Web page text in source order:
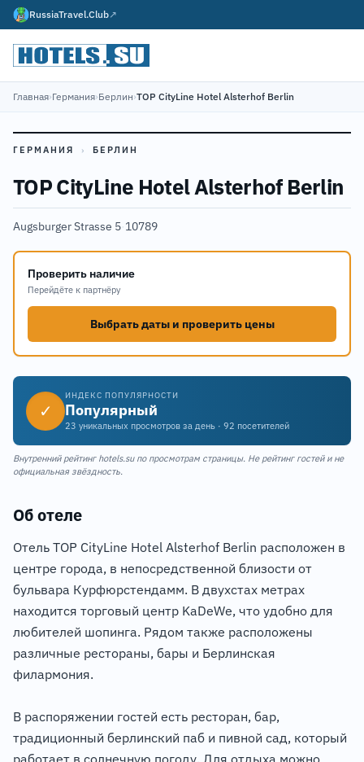
RussiaTravel.Club↗
Главная›Германия›Берлин›TOP CityLine Hotel Alsterhof Berlin
ГЕРМАНИЯ › БЕРЛИН
TOP CityLine Hotel Alsterhof Berlin
Augsburger Strasse 5·10789
Проверить наличие
Перейдёте к партнёру
Выбрать даты и проверить цены
✓
ИНДЕКС ПОПУЛЯРНОСТИ
Популярный
23 уникальных просмотров за день · 92 посетителей
Внутренний рейтинг hotels.su по просмотрам страницы. Не рейтинг гостей и не
официальная звёздность.
Об отеле
Отель TOP CityLine Hotel Alsterhof Berlin расположен в
центре города, в непосредственной близости от
бульвара Курфюрстендамм. В двухстах метрах
находится торговый центр KaDeWe, что удобно для
любителей шопинга. Рядом также расположены
различные рестораны, бары и Берлинская
филармония.
В распоряжении гостей есть ресторан, бар,
традиционный берлинский паб и пивной сад, который
работает в солнечную погоду. Для отдыха можно